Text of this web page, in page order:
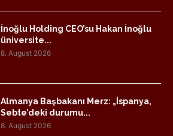
İnoğlu Holding CEO’su Hakan İnoğlu
üniversite...
8. August 2026
Almanya Başbakanı Merz: „İspanya,
Sebte’deki durumu...
8. August 2026